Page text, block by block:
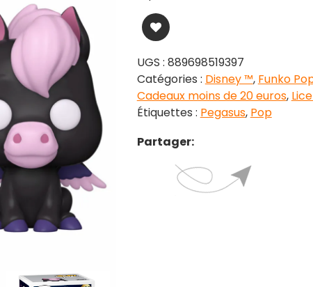
UGS : 889698519397
Catégories : Disney ™, Funko
Cadeaux moins de 20 euros,
Étiquettes : Pegasus, Pop
Partager: